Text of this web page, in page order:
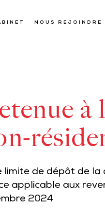
NOUS REJOINDRE
à
limite de dépôt de
applicable aux
2024